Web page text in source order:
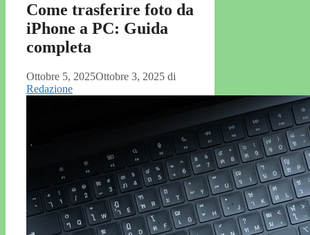
Come trasferire foto da
iPhone a PC: Guida
completa
Ottobre 5, 2025Ottobre 3, 2025 di
Redazione